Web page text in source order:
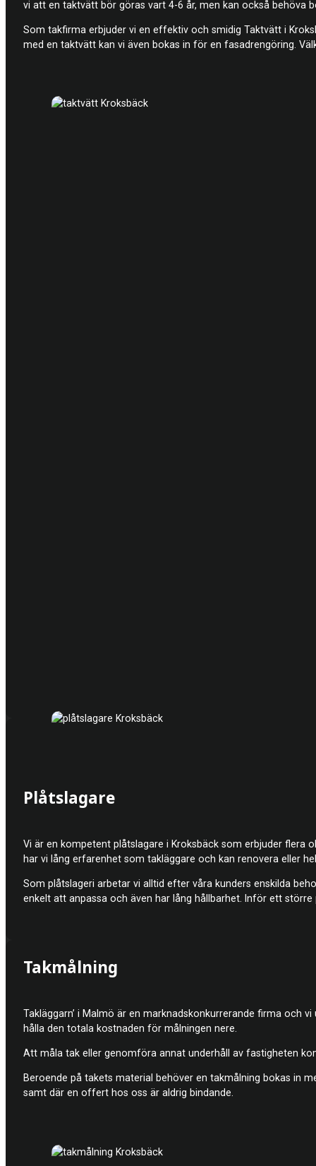
vi att en taktvätt bör göras vart 4-6 år, men kan också behöva
Som takfirma erbjuder vi en effektiv och smidig Taktvätt i
med en taktvätt kan vi även bokas in för en fasadrengöring.
Plåtslagare
Vi är en kompetent plåtslagare i Kroksbäck som erbjuder flera
har vi lång erfarenhet som takläggare och kan renovera eller
Som plåtslageri arbetar vi alltid efter våra kunders enskilda
enkelt att anpassa och även har lång hållbarhet. Inför ett
Takmålning
Takläggarn’ i Malmö är en marknadskonkurrerande firma och
hålla den totala kostnaden för målningen nere.
Att måla tak eller genomföra annat underhåll av fastigheten
Beroende på takets material behöver en takmålning bokas in
samt där en offert hos oss är aldrig bindande.